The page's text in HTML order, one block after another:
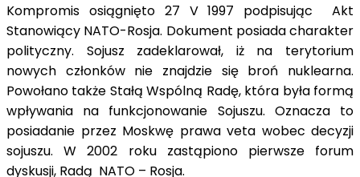
Kompromis osiągnięto 27 V 1997 podpisując Akt
Stanowiący NATO-Rosja. Dokument posiada charakter
polityczny. Sojusz zadeklarował, iż na terytorium
nowych członków nie znajdzie się broń nuklearna.
Powołano także Stałą Wspólną Radę, która była formą
wpływania na funkcjonowanie Sojuszu. Oznacza to
posiadanie przez Moskwę prawa veta wobec decyzji
sojuszu. W 2002 roku zastąpiono pierwsze forum
dyskusji, Radą NATO – Rosja.